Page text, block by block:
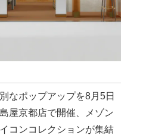
なポップアップを8月5日
屋京都店で開催、メゾン
コンコレクションが集結